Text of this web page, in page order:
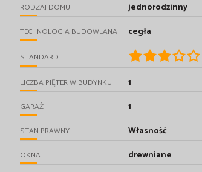
RODZAJ DOMU jednorodzinny
TECHNOLOGIA BUDOWLANA cegła
STANDARD
LICZBA PIĘTER W BUDYNKU 1
GARAŻ 1
STAN PRAWNY Własność
OKNA drewniane